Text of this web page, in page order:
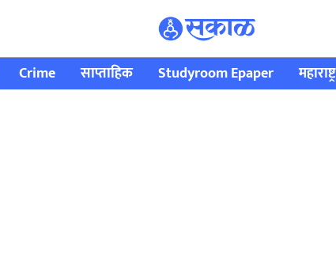
Crime साप्ताहिक Studyroom Epaper महाराष्ट्र